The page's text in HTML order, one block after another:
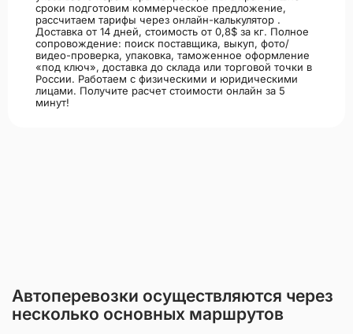
сроки подготовим коммерческое предложение,
рассчитаем тарифы через онлайн-калькулятор .
Доставка от 14 дней, стоимость от 0,8$ за кг. Полное
сопровождение: поиск поставщика, выкуп, фото/
видео-проверка, упаковка, таможенное оформление
«под ключ», доставка до склада или торговой точки в
России. Работаем с физическими и юридическими
лицами. Получите расчет стоимости онлайн за 5
минут!
Автоперевозки осуществляются через
несколько основных маршрутов